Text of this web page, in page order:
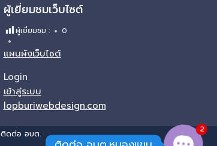
ผู้เยี่ยมชมเว็บไซต์
ผู้เยี่ยมชม : 0
แผนผังเว็บไซต์
Login
เข้าสู่ระบบ
lopburiwebdesign.com
ติดต่อ อบต.
2